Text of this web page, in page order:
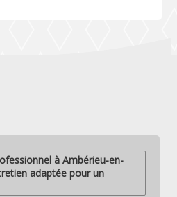
à Ambérieu-en-
adaptée pour un